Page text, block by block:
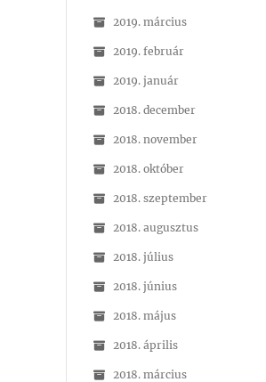
2019. március
2019. február
2019. január
2018. december
2018. november
2018. október
2018. szeptember
2018. augusztus
2018. július
2018. június
2018. május
2018. április
2018. március